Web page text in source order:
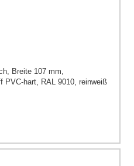
Breite 107 mm,
PVC-hart, RAL 9010, reinweiß